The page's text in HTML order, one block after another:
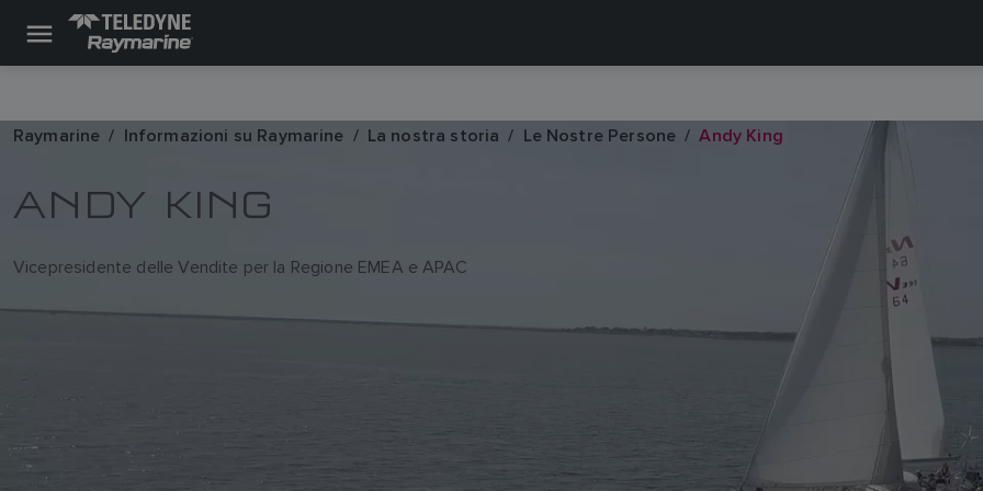
Raymarine Informazioni su Raymarine La nostra storia Le Nostre Persone Andy King
ANDY KING
Vicepresidente delle Vendite per la Regione EMEA e APAC